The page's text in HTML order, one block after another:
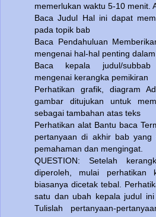
memerlukan waktu 5-10 menit.
Baca Judul Hal ini dapat
pada topik bab
Baca Pendahuluan
mengenai hal-hal penting
Baca kepala judul/subbab
mengenai kerangka pemikiran
Perhatikan grafik, diagram
gambar ditujukan untuk
sebagai tambahan atas teks
Perhatikan alat Bantu baca
pertanyaan di akhir bab yang
pemahaman dan mengingat.
QUESTION: Setelah
diperoleh, mulai perhatikan
biasanya dicetak tebal.
satu dan ubah kepala judul
Tulislah pertanyaan-